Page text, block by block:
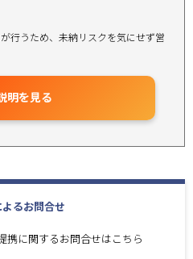
行うため、未納リスクを気にせず営
明を見る
るお問合せ
携に関するお問合せはこちら